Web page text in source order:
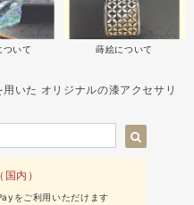
ついて 蒔絵について
いた オリジナルの漆アクセサリ
内）
をご利用いただけます